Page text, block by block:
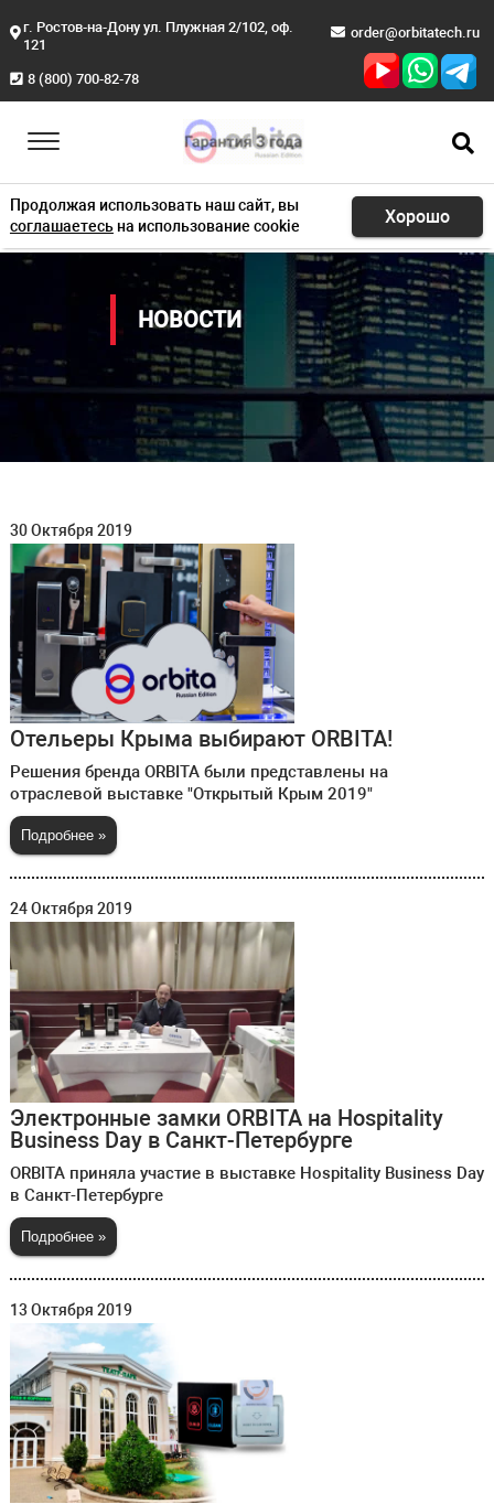
г. Ростов-на-Дону ул. Плужная 2/102, оф.
121
8 (800) 700-82-78
order@orbitatech.ru
Продолжая использовать наш сайт, вы
соглашаетесьна использование cookie Хорошо
НОВОСТИ
30 Октября 2019
Отельеры Крыма выбирают ORBITA!
Решения бренда ORBITA были представлены на
отраслевой выставке "Открытый Крым 2019"
Подробнее »
24 Октября 2019
Электронные замки ORBITA на Hospitality
Business Day в Санкт-Петербурге
ORBITA приняла участие в выставке Hospitality Business Day
в Санкт-Петербурге
Подробнее »
13 Октября 2019